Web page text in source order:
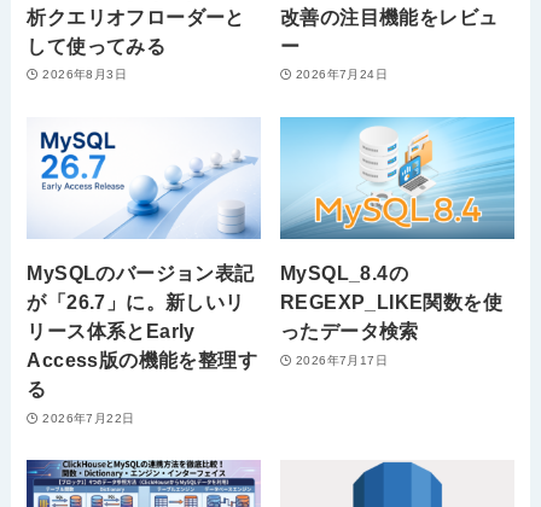
析クエリオフローダーと
して使ってみる
2026年8月3日
改善の注目機能をレビュ
ー
2026年7月24日
MySQLのバージョン表記
が「26.7」に。新しいリ
リース体系とEarly
Access版の機能を整理す
る
2026年7月22日
MySQL_8.4の
REGEXP_LIKE関数を使
ったデータ検索
2026年7月17日